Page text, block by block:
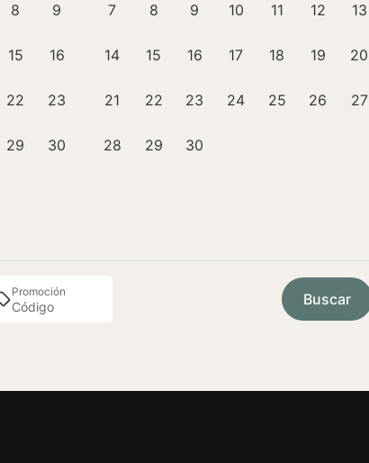
8 9
15 16
22 23
29 30
7 8 9 10 11 12 13
14 15 16 17 18 19 20
21 22 23 24 25 26 27
28 29 30
Promoción Buscar